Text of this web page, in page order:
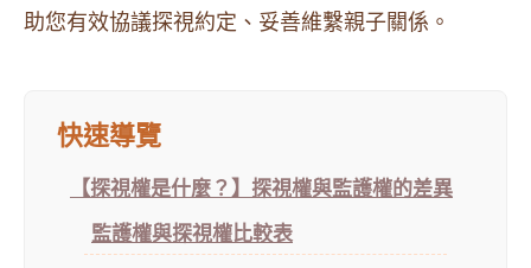
助您有效協議探視約定、妥善維繫親子關係。
快速導覽
【探視權是什麼？】探視權與監護權的差異
監護權與探視權比較表